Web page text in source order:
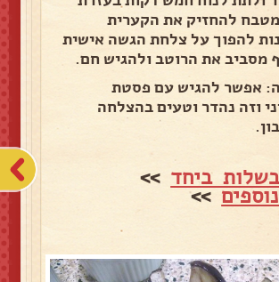
להחזיק את הקערית
להפוך על צלחת הגשה אישית
מסביב את הרוטב ולהגיש חם.
אפשר להגיש עם פסטת
וזה נהדר וטעים בהצלחה
ביחד >>
>>